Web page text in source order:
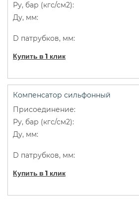
Купить в 1 клик
Компенсатор сильфонный
Купить в 1 клик